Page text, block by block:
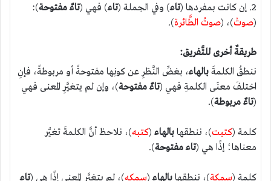
2. إن كانت بمفردها ( تاء) وفي الجملة (تاء) فهي (تاءٌ مفتوحة):
(صوتْ)، (صوتُ الطَّائرة).
طريقةٌ أخرى للتَّفريق:
ننطقُ الكلمةَ بالهاء، بغضِّ النَّظرِ عن كونِها مفتوحةً أو مربوطةً، فإنِ
اختلفَ معنَى الكلمةِ فهي (تاءٌ مفتوحة)، وإن لم يتغيَّرِ المعنى فهي
(تاءٌ مربوطة).
كلمة (كتبت)، ننطقها بالهاء(كتبه)، نلاحظ أنَّ الكلمةَ تغيَّر
معناها؛ إذًا هي (تاء مفتوحة).
كلمة (سمكة)، ننطقها بالهاء(سمكه)، لم يتغيَّر المعنى إذًا هي (تاء